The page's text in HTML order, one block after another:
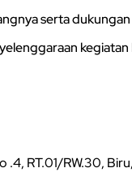
serta
kegiatan
.4, RT.01/RW.30,